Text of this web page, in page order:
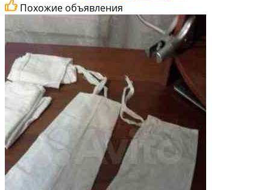
Похожие объявления